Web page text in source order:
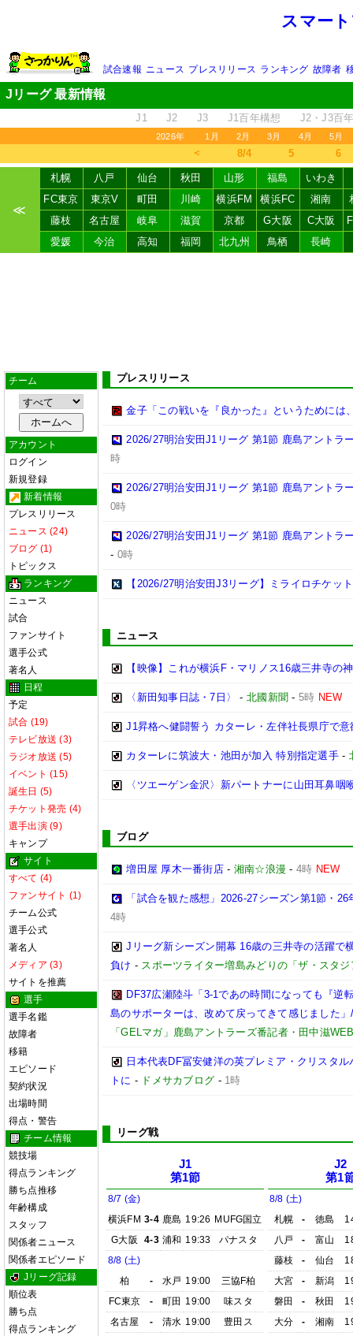
スマー
試合速報 ニュース プレスリリース ランキング 故障者
Jリーグ 最新情報
J1 J2 J3 J1百年構想 J2・J3百
2026年 1月 2月 3月 4月 5月
＜ 8/4 5 6
≪
札幌 八戸 仙台 秋田 山形 福島
いわき
FC東京
東京V 町田 川崎 横浜FM 横浜FC 湘南
藤枝
名古屋 岐阜 滋賀 京都 G大阪 C大阪
愛媛
今治 高知 福岡 北九州 鳥栖 長崎
チーム
アカウント
ログイン
新規登録
新着情報
プレスリリース
ニュース (24)
ブログ (1)
トピックス
ランキング
ニュース
試合
ファンサイト
選手公式
著名人
日程
予定
試合 (19)
テレビ放送 (3)
ラジオ放送 (5)
イベント (15)
誕生日 (5)
チケット発売 (4)
選手出演 (9)
キャンプ
サイト
すべて (4)
ファンサイト (1)
チーム公式
選手公式
著名人
メディア (3)
サイトを推薦
選手
選手名鑑
故障者
移籍
エピソード
契約状況
出場時間
得点・警告
チーム情報
競技場
得点ランキング
勝ち点推移
年齢構成
スタッフ
関係者ニュース
関係者エピソード
Jリーグ記録
順位表
勝ち点
得点ランキング
プレスリリース
金子「この戦いを『良かった』というためには
2026/27明治安田J1リーグ 第1節 鹿島アントラ
時
2026/27明治安田J1リーグ 第1節 鹿島アントラ
0時
2026/27明治安田J1リーグ 第1節 鹿島アントラ
- 0時
【2026/27明治安田J3リーグ】ミライロチケッ
ニュース
【映像】これが横浜F・マリノス16歳三井寺の
〈新田知事日誌・7日〉 -北國新聞 - 5時 NEW
J1昇格へ健闘誓う カターレ・左伴社長県庁で意
カターレに筑波大・池田が加入 特別指定選手-
〈ツエーゲン金沢〉新パートナーに山田耳鼻咽
ブログ
増田屋 厚木一番街店- 湘南☆浪漫 - 4時 NEW
「試合を観た感想」2026-27シーズン第1節・
4時
Jリーグ新シーズン開幕 16歳の三井寺の活躍で
負け - スポーツライター増島みどりの「ザ・スタジ
DF37広瀬陸斗「3-1であの時間になっても『逆
島のサポーターは、改めて戻ってきて感じました
「GELマガ」鹿島アントラーズ番記者・田中滋
日本代表DF冨安健洋の英プレミア・クリスタ
トに - ドメサカブログ - 1時
リーグ戦
J1
第1節
8/7 (金)
横浜FM 3-4 鹿島 19:26 MUFG国立
G大阪
4-3 浦和 19:33
パナスタ
8/8 (土)
柏
- 水戸 19:00
三協F柏
FC東京
- 町田 19:00
味スタ
名古屋
- 清水 19:00
豊田ス
J2
第1
8/8 (土)
札幌
- 徳島
八戸
- 富山
藤枝
- 仙台
大宮
- 新潟
磐田
- 秋田
大分
- 湘南